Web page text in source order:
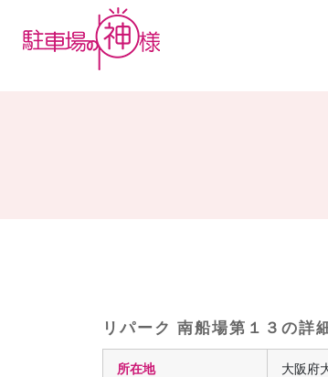
リパーク 南船場第１３の詳
所在地 大阪府